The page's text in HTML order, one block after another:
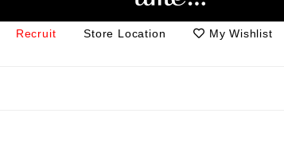
Recruit Store Location My Wishlist